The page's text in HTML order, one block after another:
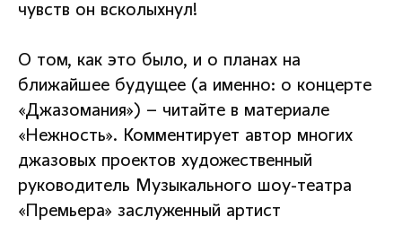
чувств он всколыхнул!
О том, как это было, и о планах на
ближайшее будущее (а именно: о концерте
«Джазомания») – читайте в материале
«Нежность». Комментирует автор многих
джазовых проектов художественный
руководитель Музыкального шоу-театра
«Премьера» заслуженный артист